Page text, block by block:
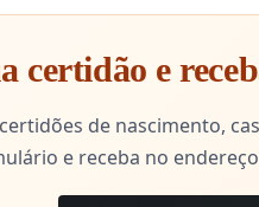
certidão e
de nascimento,
e receba no